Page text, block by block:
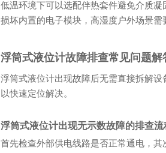
低温环境下可以选配伴热套件避免介质
损坏内置的电子模块，高湿度户外场景需
浮筒式液位计故障排查常见问题解
浮筒式液位计出现故障后无需直接拆解
以快速定位解决。
浮筒式液位计出现无示数故障的排查流
首先检查外部供电线路是否正常通电，